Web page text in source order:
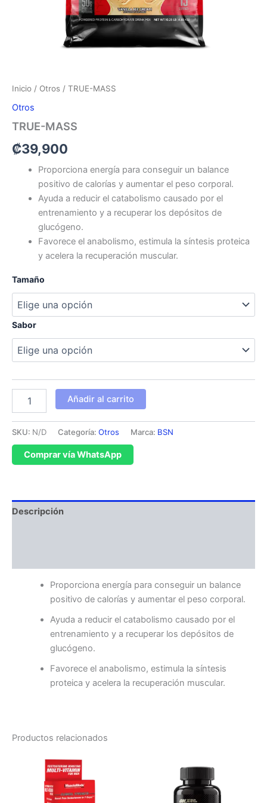
Inicio / Otros / TRUE-MASS
Otros
TRUE-MASS
₡39,900
Proporciona energía para conseguir un balance
positivo de calorías y aumentar el peso corporal.
Ayuda a reducir el catabolismo causado por el
entrenamiento y a recuperar los depósitos de
glucógeno.
Favorece el anabolismo, estimula la síntesis proteica
y acelera la recuperación muscular.
Tamaño
Sabor
Añadir al carrito
SKU: N/D Categoría: Otros Marca: BSN
Comprar vía WhatsApp
Descripción
Proporciona energía para conseguir un balance
positivo de calorías y aumentar el peso corporal.
Ayuda a reducir el catabolismo causado por el
entrenamiento y a recuperar los depósitos de
glucógeno.
Favorece el anabolismo, estimula la síntesis
proteica y acelera la recuperación muscular.
Productos relacionados
Este
producto
tiene
producto
tiene